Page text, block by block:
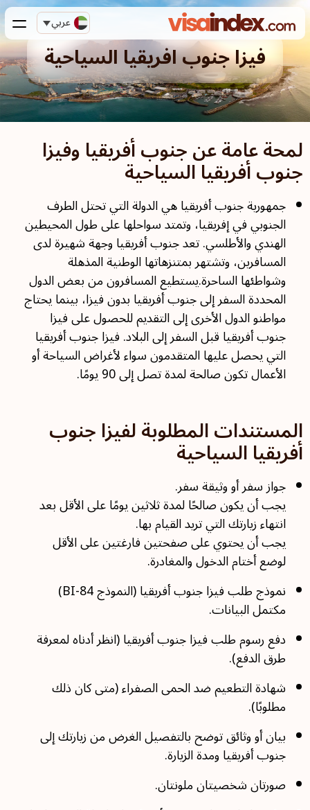
عربي
فيزا جنوب افريقيا السياحية
لمحة عامة عن جنوب أفريقيا وفيزا
جنوب أفريقيا السياحية
جمهورية جنوب أفريقيا هي الدولة التي تحتل الطرف
الجنوبي في إفريقيا، وتمتد سواحلها على طول المحيطين
الهندي والأطلسي. تعد جنوب أفريقيا وجهة شهيرة لدى
المسافرين، وتشتهر بمتنزهاتها الوطنية المذهلة
وشواطئها الساحرة.يستطيع المسافرون من بعض الدول
المحددة السفر إلى جنوب أفريقيا بدون فيزا، بينما يحتاج
مواطنو الدول الأخرى إلى التقديم للحصول على فيزا
جنوب أفريقيا قبل السفر إلى البلاد. فيزا جنوب أفريقيا
التي يحصل عليها المتقدمون سواء لأغراض السياحة أو
الأعمال تكون صالحة لمدة تصل إلى 90 يومًا.
المستندات المطلوبة لفيزا جنوب
أفريقيا السياحية
جواز سفر أو وثيقة سفر.
يجب أن يكون صالحًا لمدة ثلاثين يومًا على الأقل بعد
انتهاء زيارتك التي تريد القيام بها.
يجب أن يحتوي على صفحتين فارغتين على الأقل
لوضع أختام الدخول والمغادرة.
نموذج طلب فيزا جنوب أفريقيا (النموذج BI-84)
مكتمل البيانات.
دفع رسوم طلب فيزا جنوب أفريقيا (انظر أدناه لمعرفة
طرق الدفع).
شهادة التطعيم ضد الحمى الصفراء (متى كان ذلك
مطلوبًا).
بيان أو وثائق توضح بالتفصيل الغرض من زيارتك إلى
جنوب أفريقيا ومدة الزيارة.
صورتان شخصيتان ملونتان.